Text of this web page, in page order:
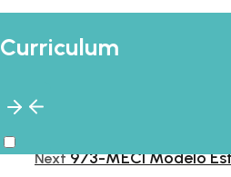
Curriculum
493-
Next973-MECI Modelo